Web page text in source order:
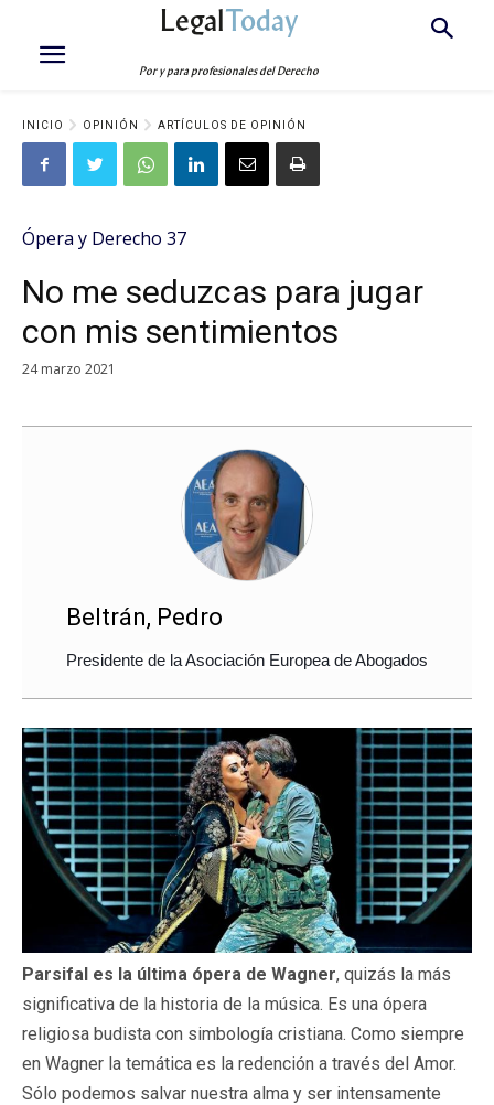
LegalToday
Por y para profesionales del Derecho
INICIO OPINIÓN ARTÍCULOS DE OPINIÓN
Ópera y Derecho 37
No me seduzcas para jugar
con mis sentimientos
24 marzo 2021
Beltrán, Pedro
Presidente de la Asociación Europea de Abogados
Parsifal es la última ópera de Wagner, quizás la más
significativa de la historia de la música. Es una ópera
religiosa budista con simbología cristiana. Como siempre
en Wagner la temática es la redención a través del Amor.
Sólo podemos salvar nuestra alma y ser intensamente